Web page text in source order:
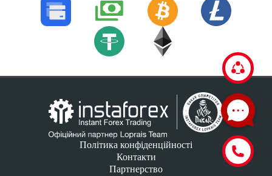
Політика конфіденційності
Контакти
Партнерство